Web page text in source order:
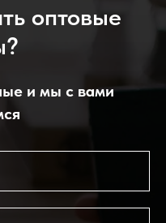
оптовые
и мы с вами